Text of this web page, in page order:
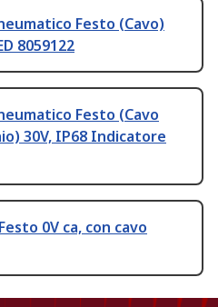
Festo (Cavo)
8059122
Festo (Cavo
30V, IP68 Indicatore
0V ca, con cavo